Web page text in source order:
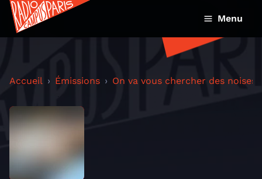
Menu
Accueil Émissions On va vous chercher des noises